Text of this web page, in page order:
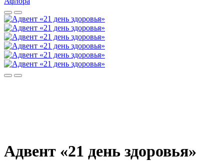
Адвент «21 день здоровья»